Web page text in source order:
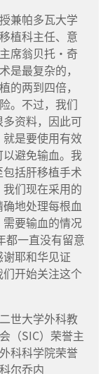
兼帕多瓦大学
植科主任、意
席翁贝托·奇
是最复杂的，
的两到四倍，
。不过，我们
资料，因此可
是要使用有效
避免输血。我
括肝移植手术
们现在采用的
地处理每根血
要输血的情况
都一直没有留意
耶和华见证
开始关注这个
世大学外科教
（SIC）荣誉主
科科学院荣誉
尔乔内